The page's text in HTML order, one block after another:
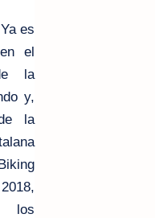
es
el
la
y,
la
los